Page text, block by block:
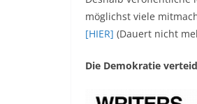
möglichst viele
[HIER] (Dauert nicht
Die Demokratie